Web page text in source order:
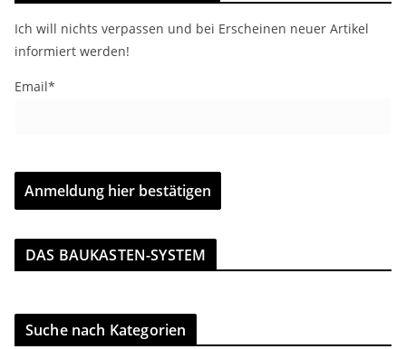
Ich will nichts verpassen und bei Erscheinen neuer Artikel
informiert werden!
Email*
DAS BAUKASTEN-SYSTEM
Suche nach Kategorien